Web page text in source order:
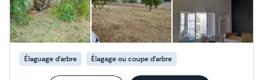
Élaguage d'arbre Élagage ou coupe d'arbre